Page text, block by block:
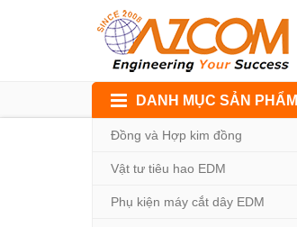
content
DANH MỤC SẢN PHẨM
Đồng và Hợp kim đồng
Vật tư tiêu hao EDM
Phụ kiện máy cắt dây EDM